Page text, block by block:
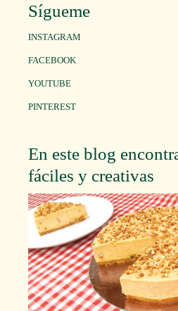
Sígueme
INSTAGRAM
FACEBOOK
YOUTUBE
PINTEREST
En este blog
fáciles y creativas